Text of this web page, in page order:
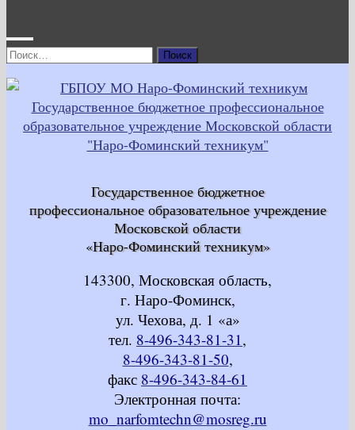
Найти:
Государственное бюджетное
профессиональное образовательное учреждение
Московской области
«Наро-Фоминский техникум»
143300, Московская область,
г. Наро-Фоминск,
ул. Чехова, д. 1 «а»
тел. 8-496-343-81-31,
8-496-343-81-50,
факс 8-496-343-84-61
Электронная почта:
mo_narfomtechn@mosreg.ru